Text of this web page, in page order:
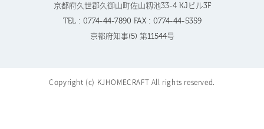
京都府久世郡久御山町佐山籾池33-4 KJビル3F
TEL : 0774-44-7890 FAX : 0774-44-5359
京都府知事(5) 第11544号
Copyright (c) KJHOMECRAFT All rights reserved.